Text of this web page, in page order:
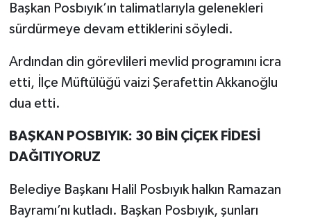
Başkan Posbıyık’ın talimatlarıyla gelenekleri
sürdürmeye devam ettiklerini söyledi.
Ardından din görevlileri mevlid programını icra
etti, İlçe Müftülüğü vaizi Şerafettin Akkanoğlu
dua etti.
BAŞKAN POSBIYIK: 30 BİN ÇİÇEK FİDESİ
DAĞITIYORUZ
Belediye Başkanı Halil Posbıyık halkın Ramazan
Bayramı’nı kutladı. Başkan Posbıyık, şunları